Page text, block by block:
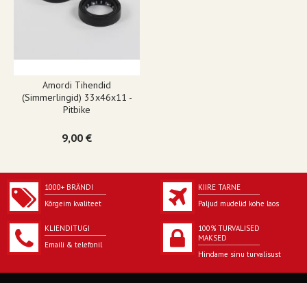
Amordi Tihendid
(simmerlingid) 33x46x11 -
Pitbike
9,00 €
1000+ BRÄNDI
Kõrgeim kvaliteet
KIIRE TARNE
Paljud mudelid kohe laos
KLIENDITUGI
Emaili & telefonil
100% TURVALISED
MAKSED
Hindame sinu turvalisust